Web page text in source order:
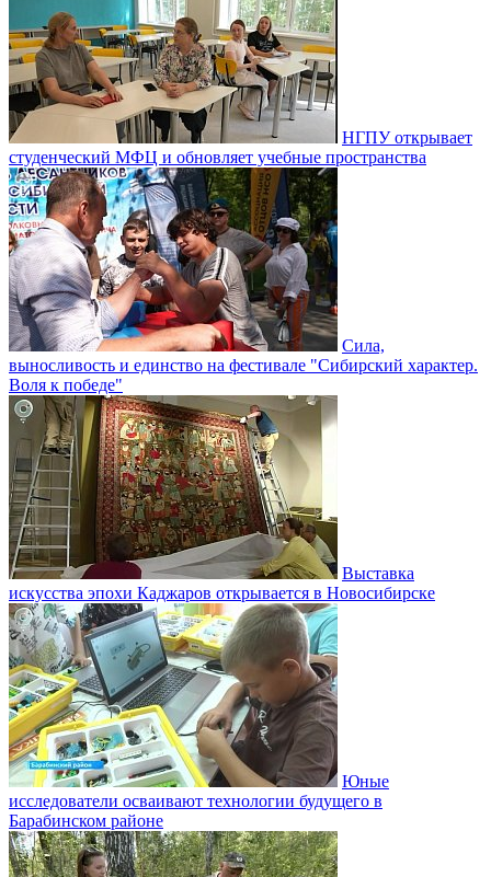
НГПУ открывает
студенческий МФЦ и обновляет учебные пространства
Сила,
выносливость и единство на фестивале "Сибирский характер.
Воля к победе"
Выставка
искусства эпохи Каджаров открывается в Новосибирске
Юные
исследователи осваивают технологии будущего в
Барабинском районе